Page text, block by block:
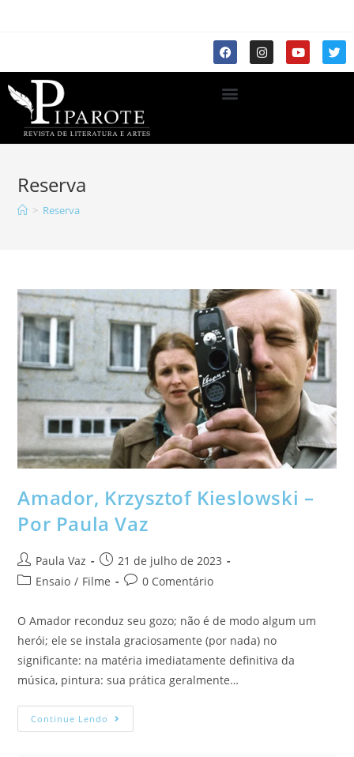
Reserva
> Reserva
Amador, Krzysztof Kieslowski –
Por Paula Vaz
Paula Vaz
21 de julho de 2023
Ensaio / Filme 0 Comentário
O Amador reconduz seu gozo; não é de modo algum um
herói; ele se instala graciosamente (por nada) no
significante: na matéria imediatamente definitiva da
música, pintura: sua prática geralmente…
Continue Lendo